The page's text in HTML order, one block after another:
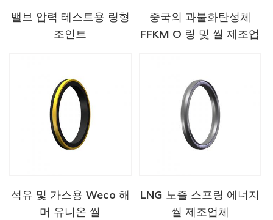
밸브 압력 테스트용 링형
조인트
중국의 과불화탄성체
FFKM O 링 및 씰 제조업
석유 및 가스용 Weco 해
머 유니온 씰
LNG 노즐 스프링 에너지
씰 제조업체